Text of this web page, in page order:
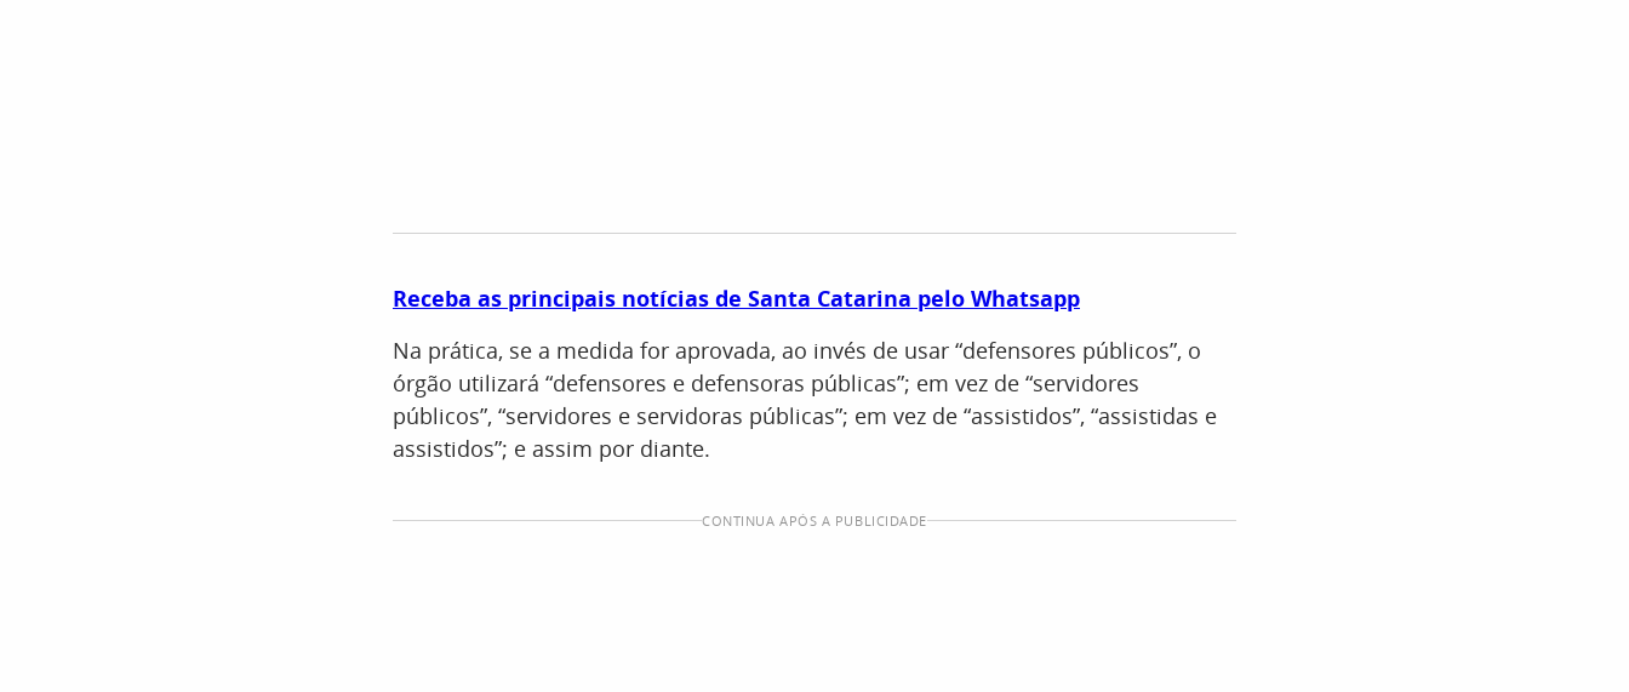
Receba as principais notícias de Santa Catarina pelo Whatsapp
Na prática, se a medida for aprovada, ao invés de usar “defensores públicos”, o
órgão utilizará “defensores e defensoras públicas”; em vez de “servidores
públicos”, “servidores e servidoras públicas”; em vez de “assistidos”, “assistidas e
assistidos”; e assim por diante.
CONTINUA APÓS A PUBLICIDADE